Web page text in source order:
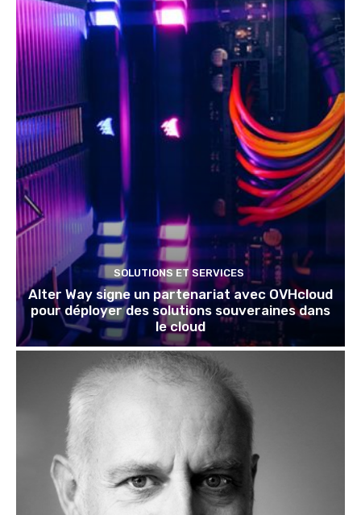
SOLUTIONS ET SERVICES
Alter Way signe un partenariat avec OVHcloud
pour déployer des solutions souveraines dans
le cloud